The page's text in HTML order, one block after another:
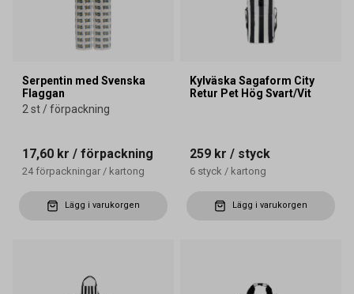
Serpentin med Svenska
Flaggan
2 st / förpackning
17,60 kr / förpackning
24 förpackningar / kartong
Lägg i varukorgen
Kylväska Sagaform City
Retur Pet Hög Svart/Vit
259 kr / styck
6 styck / kartong
Lägg i varukorgen